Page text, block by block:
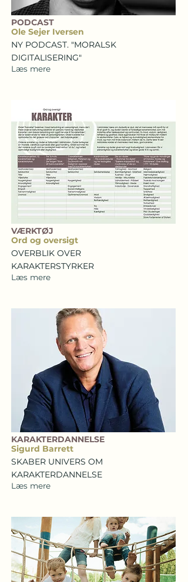
PODCAST
Ole Sejer Iversen
NY PODCAST. "MORALSK
DIGITALISERING"
Læs mere
VÆRKTØJ
Ord og oversigt
OVERBLIK OVER
KARAKTERSTYRKER
Læs mere
KARAKTERDANNELSE
Sigurd Barrett
SKABER UNIVERS OM
KARAKTERDANNELSE
Læs mere